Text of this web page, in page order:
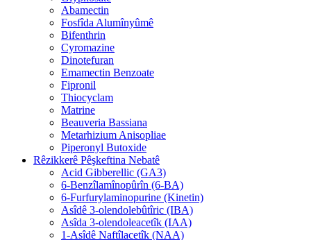
Abamectin
Fosfîda Alumînyûmê
Bifenthrin
Cyromazine
Dinotefuran
Emamectin Benzoate
Fipronil
Thiocyclam
Matrine
Beauveria Bassiana
Metarhizium Anisopliae
Piperonyl Butoxide
Rêzikkerê Pêşkeftina Nebatê
Acid Gibberellic (GA3)
6-Benzîlamînopûrîn (6-BA)
6-Furfurylaminopurine (Kinetin)
Asîdê 3-olendolebûtîric (IBA)
Asîda 3-olendoleacetîk (IAA)
1-Asîdê Naftîlacetîk (NAA)